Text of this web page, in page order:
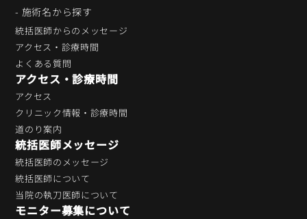
- 施術名から探す
統括医師からのメッセージ
アクセス・診療時間
よくある質問
アクセス・診療時間
アクセス
クリニック情報・診療時間
道のり案内
統括医師メッセージ
統括医師のメッセージ
統括医師について
当院の執刀医師について
モニター募集について